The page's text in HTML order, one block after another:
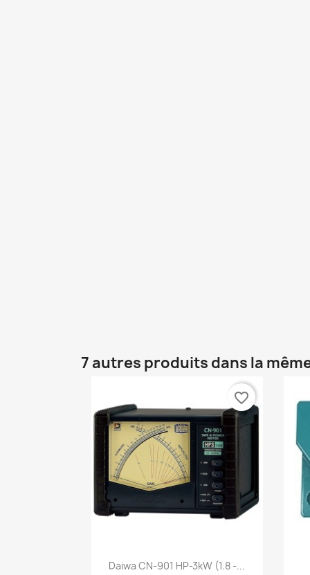
7 autres produits dans la
Aperçu rapide
Daiwa CN-901 HP-3kW (1.8 -...
favorite_border